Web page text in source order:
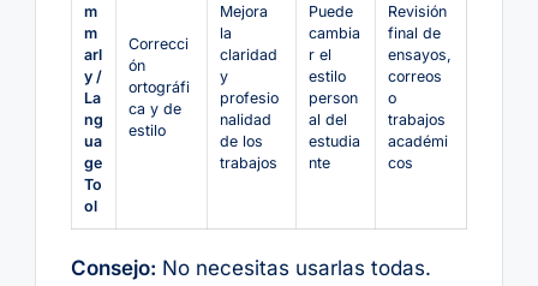
m
m
arl
y /
La
ng
ua
ge
To
ol
Correcci
ón
ortográfi
ca y de
estilo
Mejora
la
claridad
y
profesio
nalidad
de los
trabajos
Puede
cambia
r el
estilo
person
al del
estudia
nte
Revisión
final de
ensayos,
correos
o
trabajos
académi
cos
Consejo: No necesitas usarlas todas.